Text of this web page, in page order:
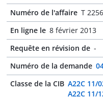
Numéro de l'affaire T
En ligne le 8 février 2013
Requête en révision de -
Numéro de la demande
Classe de la CIB A22C 11/
A22C 11/